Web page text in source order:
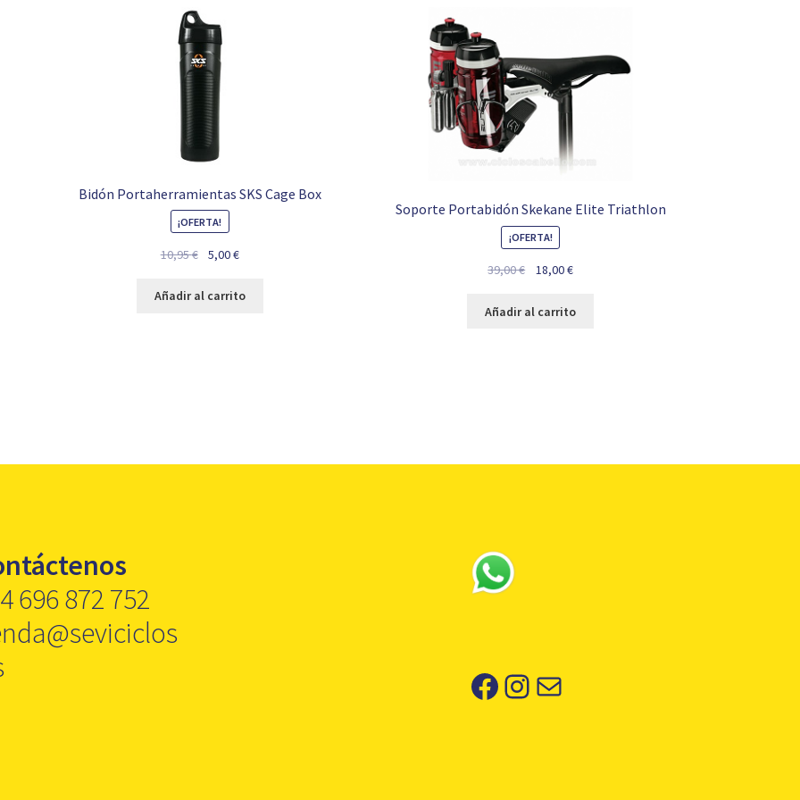
Bidón Portaherramientas SKS Cage Box
¡OFERTA!
10,95€
El
original
5,00€El
actual
Añadir al carrito
Soporte Portabidón Skekane Elite Triathlon
¡OFERTA!
39,00€
original
18,00€El
actual
Añadir al carrito
696 872 752
Facebook
Instagram
Correo electrónico